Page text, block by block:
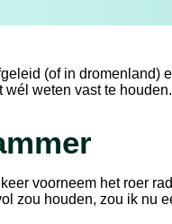
(of in dromenland)
weten vast te houden.
voorneem het roer
zou houden, zou ik nu